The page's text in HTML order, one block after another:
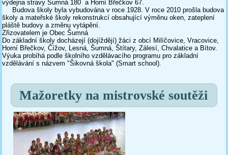
výdejna stravy Šumná 180 a Horní Břečkov 67.
Budova školy byla vybudována v roce 1928. V roce 2010 prošla budova
školy a mateřské školy rekonstrukcí obsahující výměnu oken, zateplení
pláště budovy a změnu vytápění.
Zřizovatelem je Obec Šumná
Do základní školy docházejí (dojíždějí) žáci z obcí Milíčovice, Vracovice,
Horní Břečkov, Čížov, Lesná, Šumná, Štítary, Zálesí, Chvalatice a Bítov.
Výuka probíhá podle školního vzdělávacího programu pro základní
vzdělávání s názvem "Šikovná škola" (Smart school).
Mažoretky na mistrovské soutěži